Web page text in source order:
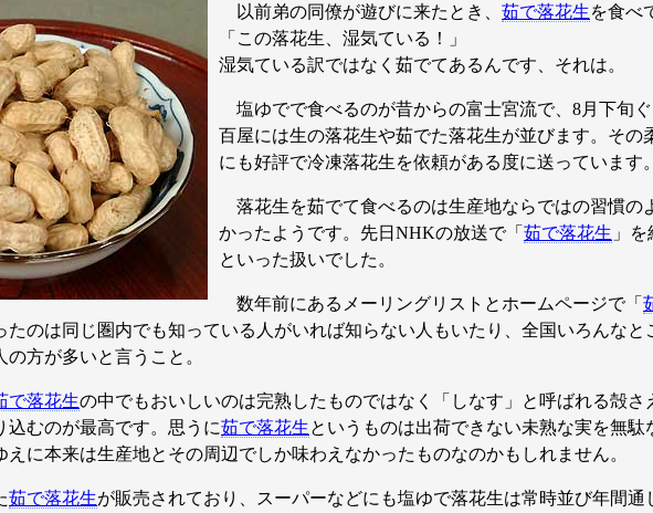
以前弟の同僚が遊びに来たとき、 茹で落花生を食べ
「この落花生、湿気ている！」
湿気ている訳ではなく茹でてあるんです、それは。
塩ゆでで食べるのが昔からの富士宮流で、8月下旬
百屋には生の落花生や茹でた落花生が並びます。そ
にも好評で冷凍落花生を依頼がある度に送っています
落花生を茹でて食べるのは生産地ならではの習慣の
かったようです。先日NHKの放送で「 茹で落花生 」
といった扱いでした。
数年前にあるメーリングリストとホームページで「
たのは同じ圏内でも知っている人がいれば知らない人もいたり、全国いろんな
方が多いと言うこと。
で落花生の中でもおいしいのは完熟したものではなく「しなす」と呼ばれる殻
込むのが最高です。思うに茹で落花生というものは出荷できない未熟な実を無
えに本来は生産地とその周辺でしか味わえなかったものなのかもしれません。
茹で落花生が販売されており、スーパーなどにも塩ゆで落花生は常時並び年間通